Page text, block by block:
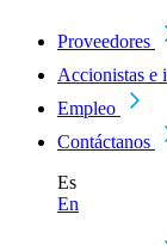
Proveedores
Accionistas e
Empleo
Contáctanos
Es
En